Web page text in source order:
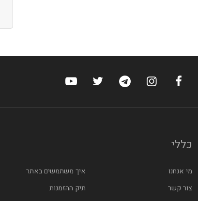
ערוץ הפייסבוק של הוטלס
ערוץ האינסטגרם של הוטלס
ערוץ הטלגרם של הוטלס
ערוץ טוויטר של הוטלס
ערוץ היוטיוב של
כללי
מי אנחנו
איך משתמשים באתר
צור קשר
תיק ההזמנות